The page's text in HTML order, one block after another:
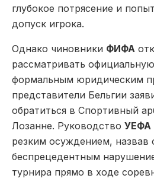
глубокое потрясение и
допуск игрока.
Однако чиновники ФИФА
рассматривать
формальным юридическим
представители Бельгии
обратиться в Спортивный
Лозанне. Руководство УЕФА
резким осуждением, назвав
беспрецедентным
турнира прямо в ходе